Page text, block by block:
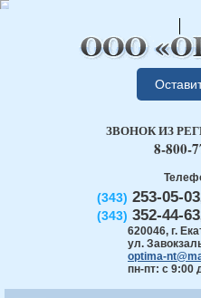
(343) 253-05-03
(343) 352-44-63
620046, г.
ул.
optima-
пн-пт: с 9:00
ЗВОНОК ИЗ
8-800-